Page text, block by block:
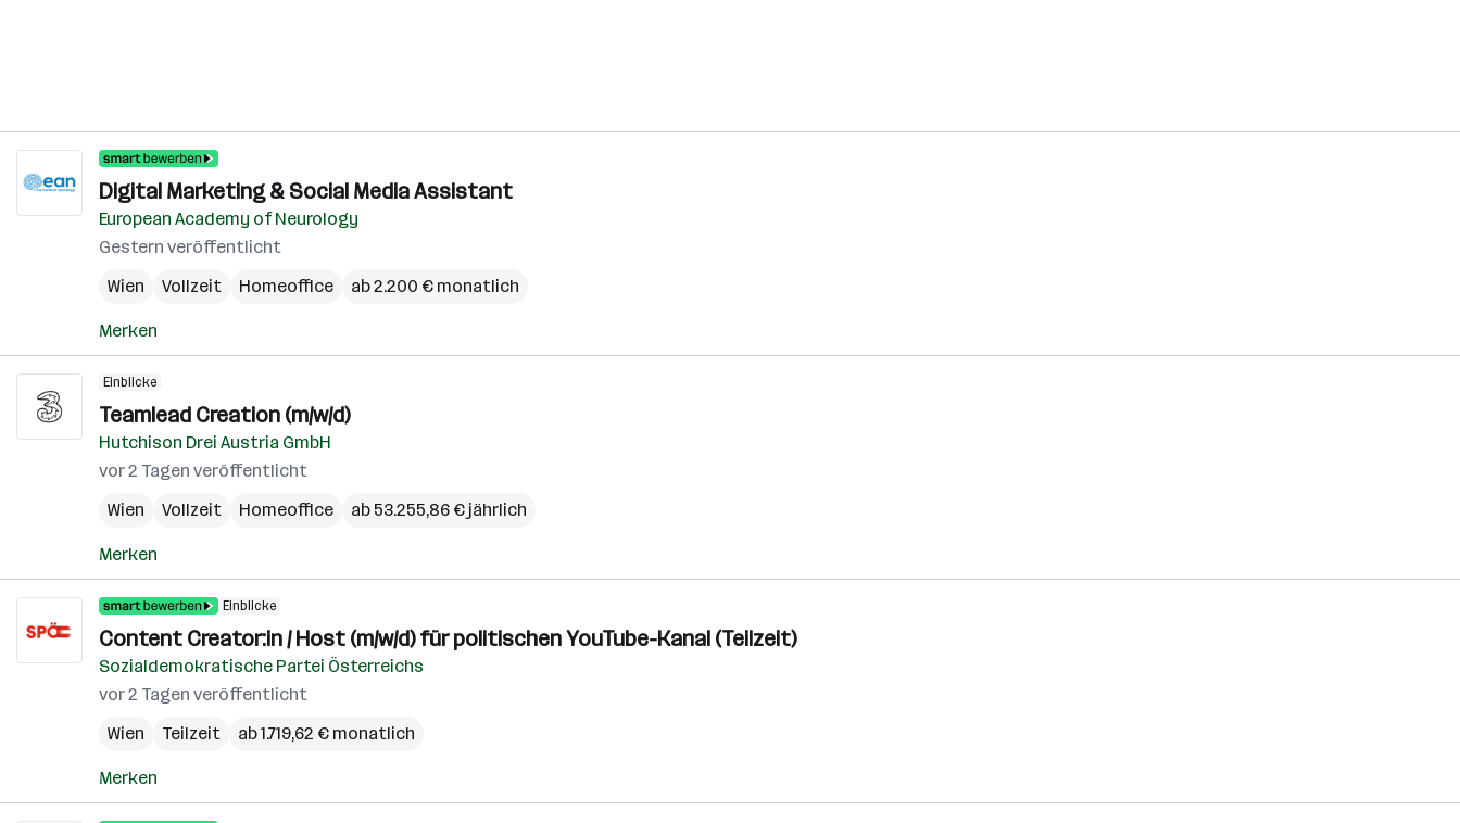
Digital Marketing & Social Media Assistant
European Academy of Neurology
Gestern veröffentlicht
Wien
Vollzeit Homeoffice ab 2.200 € monatlich
Merken
Einblicke
Teamlead Creation (m/w/d)
Hutchison Drei Austria GmbH
vor 2 Tagen veröffentlicht
Wien
Vollzeit Homeoffice ab 53.255,86 € jährlich
Merken
Einblicke
Content Creator:in / Host (m/w/d) für politischen YouTube-Kanal (Teilzeit)
Sozialdemokratische Partei Österreichs
vor 2 Tagen veröffentlicht
Wien
Teilzeit ab 1.719,62 € monatlich
Merken